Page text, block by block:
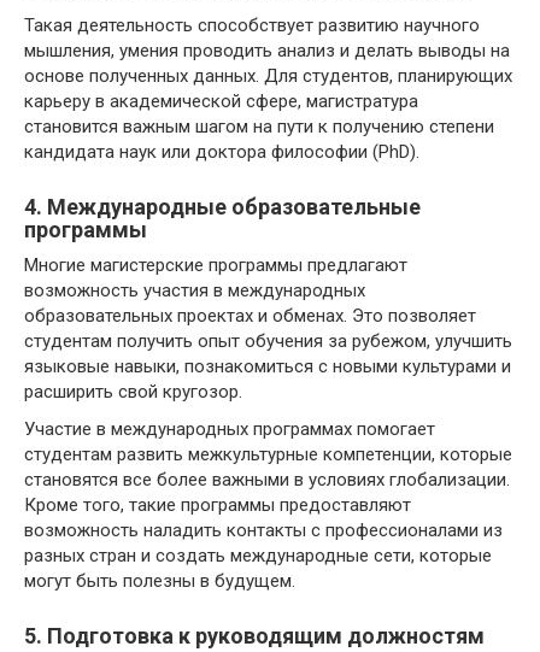
Такая деятельность способствует развитию научного
мышления, умения проводить анализ и делать выводы на
основе полученных данных. Для студентов, планирующих
карьеру в академической сфере, магистратура
становится важным шагом на пути к получению степени
кандидата наук или доктора философии (PhD).
4. Международные образовательные
программы
Многие магистерские программы предлагают
возможность участия в международных
образовательных проектах и обменах. Это позволяет
студентам получить опыт обучения за рубежом, улучшить
языковые навыки, познакомиться с новыми культурами и
расширить свой кругозор.
Участие в международных программах помогает
студентам развить межкультурные компетенции, которые
становятся все более важными в условиях глобализации.
Кроме того, такие программы предоставляют
возможность наладить контакты с профессионалами из
разных стран и создать международные сети, которые
могут быть полезны в будущем.
5. Подготовка к руководящим должностям